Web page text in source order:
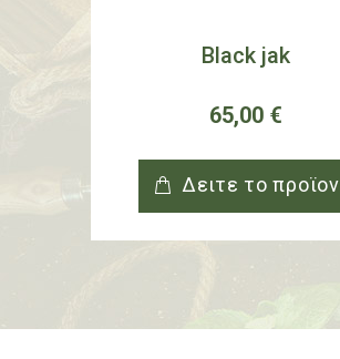
Black jak
65,00 €
Δειτε το προϊoν